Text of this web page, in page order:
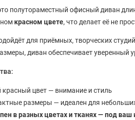
полутораместный офисный диван
красном цвете, что делает её не
для приёмных, творческих
диван обеспечивает уверенный
красный цвет — внимание и стиль
размеры — идеален для
в разных цветах и тканях — под ваш